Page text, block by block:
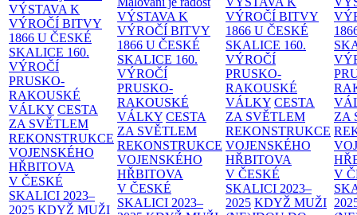
VÝSTAVA K
VÝROČÍ BITVY
1866 U ČESKÉ
SKALICE 160.
VÝROČÍ
PRUSKO-
RAKOUSKÉ
VÁLKY CESTA
ZA SVĚTLEM
REKONSTRUKCE
VOJENSKÉHO
HŘBITOVA
V ČESKÉ
SKALICI 2023–
2025 KDYŽ MUŽI
VÝSTAVA K
VÝROČÍ BITVY
1866 U ČESKÉ
SKALICE 160.
VÝROČÍ
PRUSKO-
RAKOUSKÉ
VÁLKY CESTA
ZA SVĚTLEM
REKONSTRUKCE
VOJENSKÉHO
HŘBITOVA
V ČESKÉ
SKALICI 2023–
VÝROČÍ BITVY
1866 U ČESKÉ
SKALICE 160.
VÝROČÍ
PRUSKO-
RAKOUSKÉ
VÁLKY CESTA
ZA SVĚTLEM
REKONSTRUKCE
VOJENSKÉHO
HŘBITOVA
V ČESKÉ
SKALICI 2023–
2025 KDYŽ MUŽI
ZA
V